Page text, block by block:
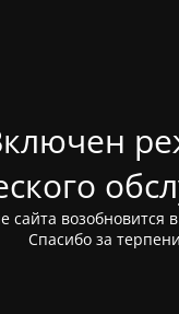
сайта возобновится
Спасибо за